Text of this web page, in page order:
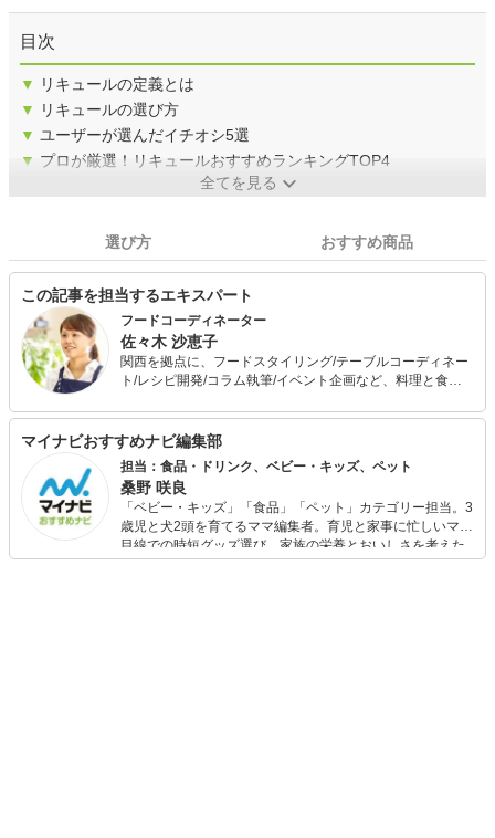
目次
▼
リキュールの定義とは
▼
リキュールの選び方
▼ ユーザーが選んだイチオシ5選
▼ プロが厳選！リキュールおすすめランキングTOP4
全てを見る
選び方 おすすめ商品
この記事を担当するエキスパート
フードコーディネーター
佐々木 沙恵子
関西を拠点に、フードスタイリング/テーブルコーディネー
ト/レシピ開発/コラム執筆/イベント企画など、料理と食空
マークで暮らし現地レストランの厨房で働いた経験を活か
し、自宅で外国人向け料理教室を運営。
マイナビおすすめナビ編集部
担当：食品・ドリンク、ベビー・キッズ、ペット
桑野 咲良
「ベビー・キッズ」「食品」「ペット」カテゴリー担当。3
歳児と犬2頭を育てるママ編集者。育児と家事に忙しいママ
目線での時短グッズ選び、家族の栄養とおいしさを考えた
食品選び、束の間のリラックスタイムを楽しむためのスイ